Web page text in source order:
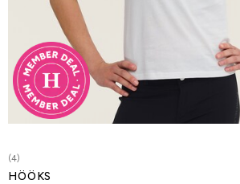
(4)
HÖÖKS